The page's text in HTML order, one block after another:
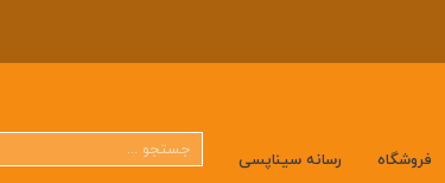
فروشگاه رسانه سیناپسی